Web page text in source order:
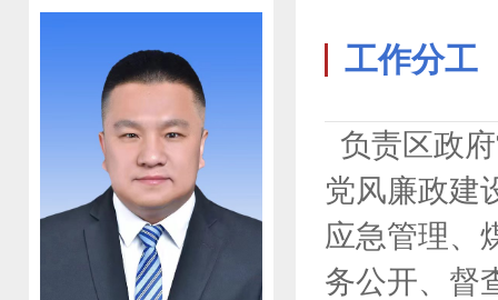
工作分工
负责区政
党风廉政建
应急管理、
务公开、督